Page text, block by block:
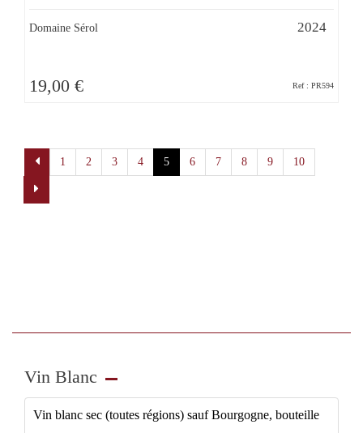
Vin Blanc
Vin blanc sec (toutes régions) sauf Bourgogne, bouteille
Domaine Sérol 2024
19,00 € Ref : PR594
1 2 3 4 5 6 7 8 9 10